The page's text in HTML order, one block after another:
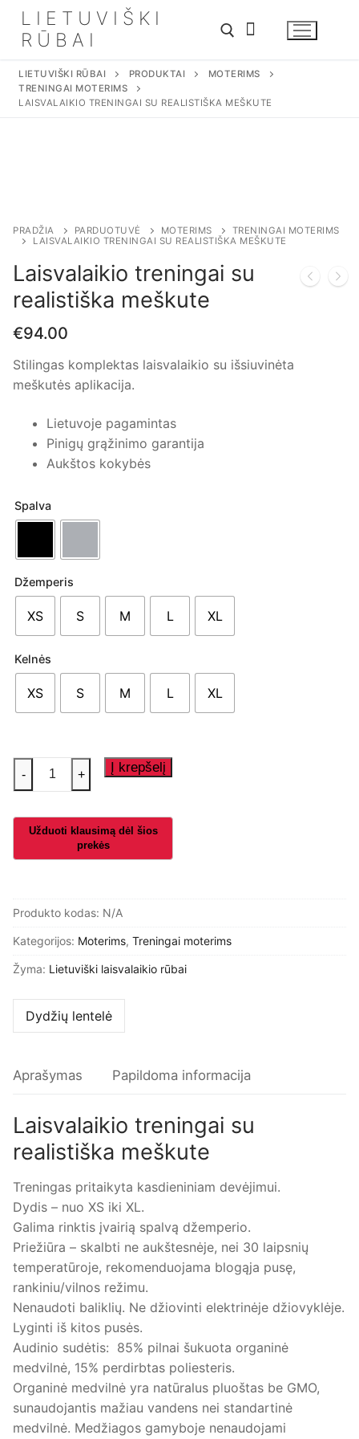
turinio
LIETUVIŠKI
RŪBAI
Ieškoti:
LIETUVIŠKI RŪBAI PRODUKTAI
MOTERIMS
TRENINGAI MOTERIMS
LAISVALAIKIO TRENINGAI SU REALISTIŠKA MEŠKUTE
PRADŽIA PARDUOTUVĖ MOTERIMS
TRENINGAI MOTERIMS
LAISVALAIKIO TRENINGAI SU REALISTIŠKA MEŠKUTE
Laisvalaikio treningai su
realistiška meškute
€94.00
Stilingas komplektas laisvalaikio su išsiuvinėta
meškutės aplikacija.
Lietuvoje pagamintas
Pinigų grąžinimo garantija
Aukštos kokybės
Spalva
Džemperis
XS S M L XL
Kelnės
XS S M L XL
produkto
kiekis:
treningai
- + Į krepšelį
Produkto kodas: N/A
Kategorijos: Moterims, Treningai moterims
Žyma: Lietuviški laisvalaikio rūbai
Dydžių lentelė
Aprašymas Papildoma informacija
Laisvalaikio treningai su
realistiška meškute
Treningas pritaikyta kasdieniniam devėjimui.
Dydis – nuo XS iki XL.
Galima rinktis įvairią spalvą džemperio.
Priežiūra – skalbti ne aukštesnėje, nei 30 laipsnių
temperatūroje, rekomenduojama blogąja pusę,
rankiniu/vilnos režimu.
Nenaudoti baliklių. Ne džiovinti elektrinėje džiovyklėje.
Lyginti iš kitos pusės.
Audinio sudėtis: 85% pilnai šukuota organinė
medvilnė, 15% perdirbtas poliesteris.
Organinė medvilnė yra natūralus pluoštas be GMO,
sunaudojantis mažiau vandens nei standartinė
medvilnė. Medžiagos gamyboje nenaudojami